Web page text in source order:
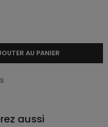
AU PANIER
aussi